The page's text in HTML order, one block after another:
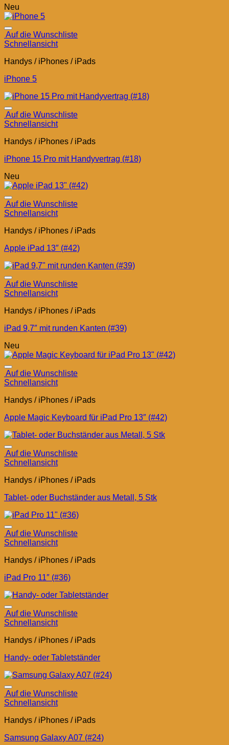
Neu
Auf die Wunschliste
Schnellansicht
Handys / iPhones / iPads
iPhone 5
Auf die Wunschliste
Schnellansicht
Handys / iPhones / iPads
iPhone 15 Pro mit Handyvertrag (#18)
Neu
Auf die Wunschliste
Schnellansicht
Handys / iPhones / iPads
Apple iPad 13″ (#42)
Auf die Wunschliste
Schnellansicht
Handys / iPhones / iPads
iPad 9,7″ mit runden Kanten (#39)
Neu
Auf die Wunschliste
Schnellansicht
Handys / iPhones / iPads
Apple Magic Keyboard für iPad Pro 13″ (#42)
Auf die Wunschliste
Schnellansicht
Handys / iPhones / iPads
Tablet- oder Buchständer aus Metall, 5 Stk
Auf die Wunschliste
Schnellansicht
Handys / iPhones / iPads
iPad Pro 11″ (#36)
Auf die Wunschliste
Schnellansicht
Handys / iPhones / iPads
Handy- oder Tabletständer
Auf die Wunschliste
Schnellansicht
Handys / iPhones / iPads
Samsung Galaxy A07 (#24)